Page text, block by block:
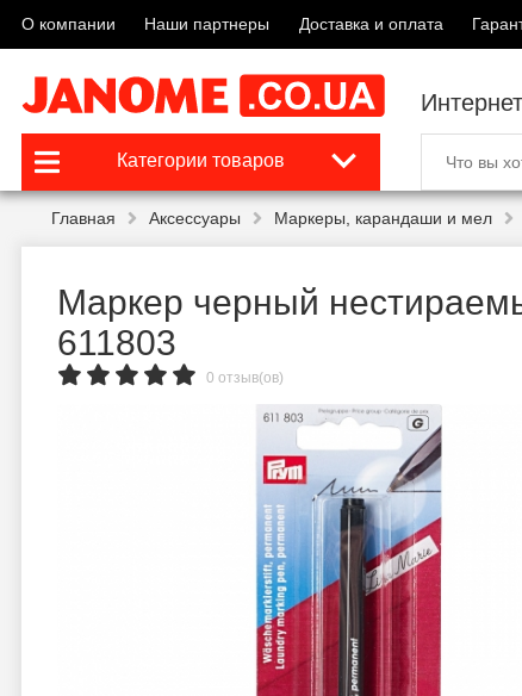
О компании Наши партнеры Доставка и оплата
Категории товаров
Главная Аксессуары Маркеры, карандаши и мел
Маркер черный
611803
0 отзыв(ов)